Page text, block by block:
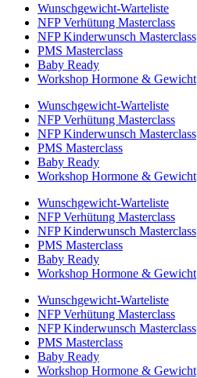
Wunschgewicht-Warteliste
NFP Verhütung Masterclass
NFP Kinderwunsch Masterclass
PMS Masterclass
Baby Ready
Workshop Hormone & Gewicht
Wunschgewicht-Warteliste
NFP Verhütung Masterclass
NFP Kinderwunsch Masterclass
PMS Masterclass
Baby Ready
Workshop Hormone & Gewicht
Wunschgewicht-Warteliste
NFP Verhütung Masterclass
NFP Kinderwunsch Masterclass
PMS Masterclass
Baby Ready
Workshop Hormone & Gewicht
Wunschgewicht-Warteliste
NFP Verhütung Masterclass
NFP Kinderwunsch Masterclass
PMS Masterclass
Baby Ready
Workshop Hormone & Gewicht